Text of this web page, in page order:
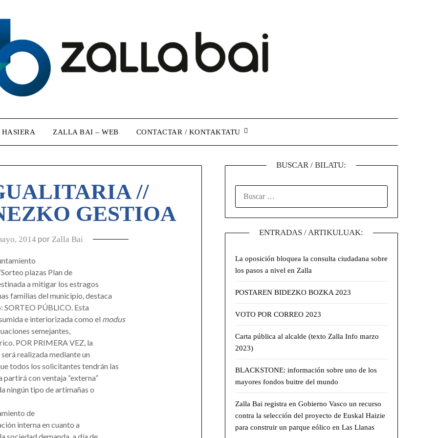
ZALLA BAI – WEB CONTACTAR / KONTAKTATU
//
GESTIOA
2014 por Zalla Bai
plazas Plan de
a mitigar los estragos
familias del municipio, destaca
SORTEO PÚBLICO. Esta
e interiorizada como el modus
semejantes,
POR PRIMERA VEZ, la
realizada mediante un
todos los solicitantes tendrán las
partirá con ventaja “externa”
ningún tipo de artimañas o
de
interna en cuanto a
BUSCAR / BILATU:
ENTRADAS / ARTIKULUAK:
La oposición bloquea la consulta ciudadana sobre
los pasos a nivel en Zalla
POSTAREN BIDEZKO BOZKA 2023
VOTO POR CORREO 2023
Carta pública al alcalde (texto Zalla Info marzo
2023)
BLACKSTONE: información sobre uno de los
mayores fondos buitre del mundo
Zalla Bai registra en Gobierno Vasco un recurso
contra la selección del proyecto de Euskal Haizie
para construir un parque eólico en Las Llanas